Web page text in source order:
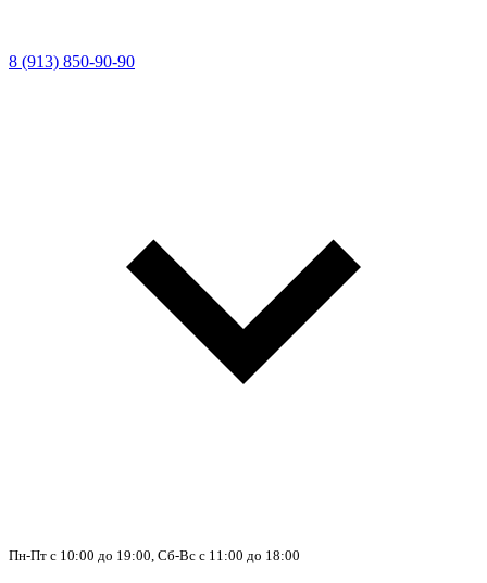
8 (913) 850-90-90
Пн-Пт с 10:00 до 19:00, Сб-Вс с 11:00 до 18:00